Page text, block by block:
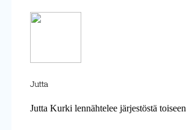
Jutta
Jutta Kurki lennähtelee järjestöstä